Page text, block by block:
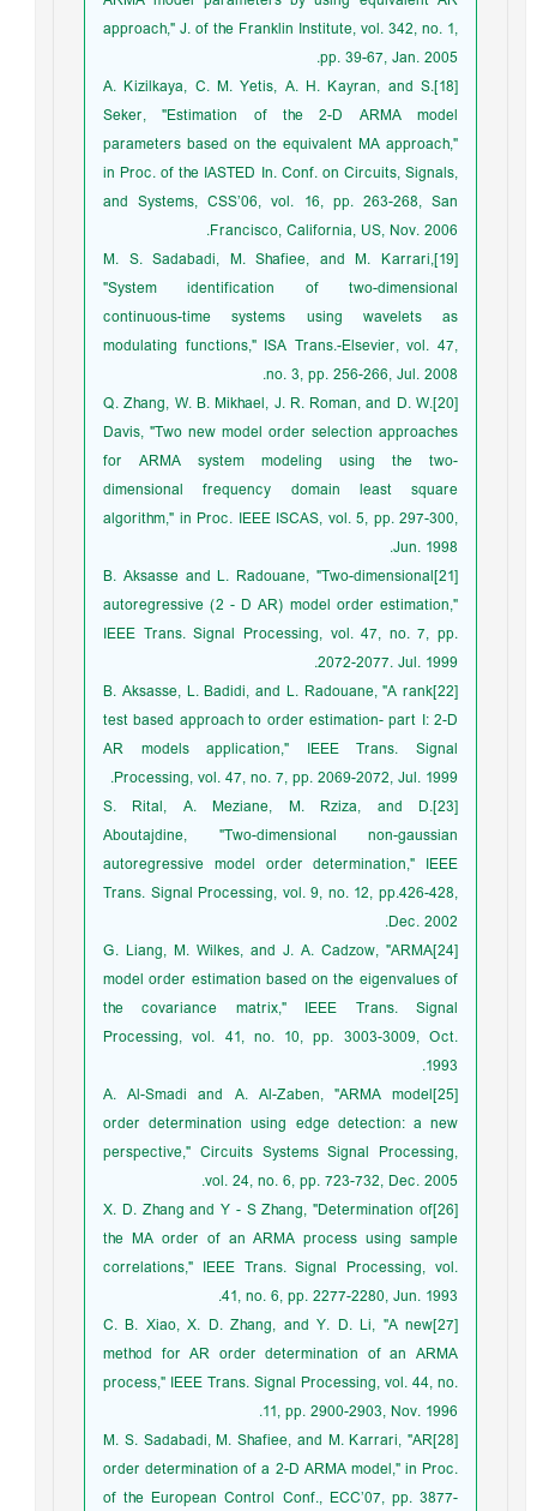
approach," J. of the Franklin Institute, vol. 342, no. 1,
pp. 39-67, Jan. 2005.
[18]A. Kizilkaya, C. M. Yetis, A. H. Kayran, and S.
Seker, "Estimation of the 2-D ARMA model
parameters based on the equivalent MA approach,"
in Proc. of the IASTED In. Conf. on Circuits, Signals,
and Systems, CSS’06, vol. 16, pp. 263-268, San
Francisco, California, US, Nov. 2006.
[19]M. S. Sadabadi, M. Shafiee, and M. Karrari,
"System identification of two-dimensional
continuous-time systems using wavelets as
modulating functions," ISA Trans.-Elsevier, vol. 47,
no. 3, pp. 256-266, Jul. 2008.
[20]Q. Zhang, W. B. Mikhael, J. R. Roman, and D. W.
Davis, "Two new model order selection approaches
for ARMA system modeling using the two-
dimensional frequency domain least square
algorithm," in Proc. IEEE ISCAS, vol. 5, pp. 297-300,
Jun. 1998.
[21]B. Aksasse and L. Radouane, "Two-dimensional
autoregressive (2 - D AR) model order estimation,"
IEEE Trans. Signal Processing, vol. 47, no. 7, pp.
2072-2077. Jul. 1999.
[22]B. Aksasse, L. Badidi, and L. Radouane, "A rank
test based approach to order estimation- part I: 2-D
AR models application," IEEE Trans. Signal
Processing, vol. 47, no. 7, pp. 2069-2072, Jul. 1999.
[23]S. Rital, A. Meziane, M. Rziza, and D.
Aboutajdine, "Two-dimensional non-gaussian
autoregressive model order determination," IEEE
Trans. Signal Processing, vol. 9, no. 12, pp.426-428,
Dec. 2002.
[24]G. Liang, M. Wilkes, and J. A. Cadzow, "ARMA
model order estimation based on the eigenvalues of
the covariance matrix," IEEE Trans. Signal
Processing, vol. 41, no. 10, pp. 3003-3009, Oct.
1993.
[25]A. Al-Smadi and A. Al-Zaben, "ARMA model
order determination using edge detection: a new
perspective," Circuits Systems Signal Processing,
vol. 24, no. 6, pp. 723-732, Dec. 2005.
[26]X. D. Zhang and Y - S Zhang, "Determination of
the MA order of an ARMA process using sample
correlations," IEEE Trans. Signal Processing, vol.
41, no. 6, pp. 2277-2280, Jun. 1993.
[27]C. B. Xiao, X. D. Zhang, and Y. D. Li, "A new
method for AR order determination of an ARMA
process," IEEE Trans. Signal Processing, vol. 44, no.
11, pp. 2900-2903, Nov. 1996.
[28]M. S. Sadabadi, M. Shafiee, and M. Karrari, "AR
order determination of a 2-D ARMA model," in Proc.
of the European Control Conf., ECC’07, pp. 3877-